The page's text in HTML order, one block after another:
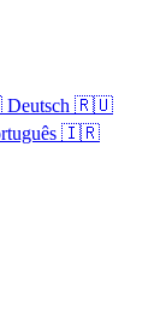
🇷🇺
🇮🇷